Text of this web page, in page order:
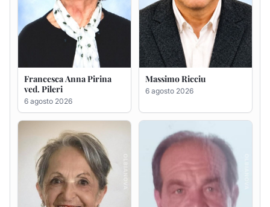
Francesca Anna Pirina
ved. Pileri
6 agosto 2026
Massimo Ricciu
6 agosto 2026